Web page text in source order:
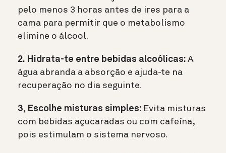
pelo menos 3 horas antes de ires para a
cama para permitir que o metabolismo
elimine o álcool.
2. Hidrata-te entre bebidas alcoólicas: A
água abranda a absorção e ajuda-te na
recuperação no dia seguinte.
3, Escolhe misturas simples: Evita misturas
com bebidas açucaradas ou com cafeína,
pois estimulam o sistema nervoso.